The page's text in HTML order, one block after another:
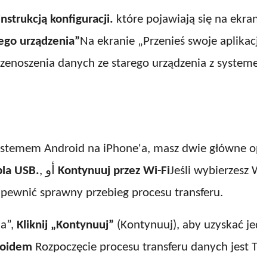
konfiguracji. które pojawiają się na
urządzenia”Na ekranie „Przenieś swoje
danych ze starego urządzenia z
Android na iPhone'a, masz dwie główne
USB.
Kontynuuj przez Wi-FiJeśli wybierzesz
sprawny przebieg procesu transferu.
Kliknij „Kontynuuj” (Kontynuuj), aby uzyskać
Rozpoczęcie procesu transferu danych jest